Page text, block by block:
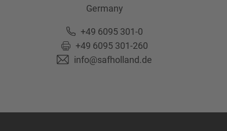
Germany
+49 6095 301-0
+49 6095 301-260
info@safholland.de